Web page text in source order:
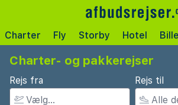
Charter Fly Storby Hotel
Charter- og pakkerejser
Rejs fra Rejs til